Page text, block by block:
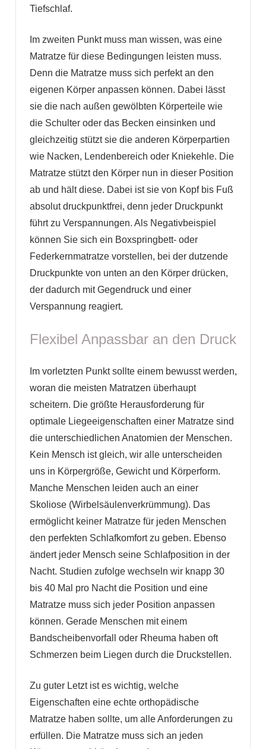
Tiefschlaf.
Im zweiten Punkt muss man wissen, was eine
Matratze für diese Bedingungen leisten muss.
Denn die Matratze muss sich perfekt an den
eigenen Körper anpassen können. Dabei lässt
sie die nach außen gewölbten Körperteile wie
die Schulter oder das Becken einsinken und
gleichzeitig stützt sie die anderen Körperpartien
wie Nacken, Lendenbereich oder Kniekehle. Die
Matratze stützt den Körper nun in dieser Position
ab und hält diese. Dabei ist sie von Kopf bis Fuß
absolut druckpunktfrei, denn jeder Druckpunkt
führt zu Verspannungen. Als Negativbeispiel
können Sie sich ein Boxspringbett- oder
Federkernmatratze vorstellen, bei der dutzende
Druckpunkte von unten an den Körper drücken,
der dadurch mit Gegendruck und einer
Verspannung reagiert.
Flexibel Anpassbar an den Druck
Im vorletzten Punkt sollte einem bewusst werden,
woran die meisten Matratzen überhaupt
scheitern. Die größte Herausforderung für
optimale Liegeeigenschaften einer Matratze sind
die unterschiedlichen Anatomien der Menschen.
Kein Mensch ist gleich, wir alle unterscheiden
uns in Körpergröße, Gewicht und Körperform.
Manche Menschen leiden auch an einer
Skoliose (Wirbelsäulenverkrümmung). Das
ermöglicht keiner Matratze für jeden Menschen
den perfekten Schlafkomfort zu geben. Ebenso
ändert jeder Mensch seine Schlafposition in der
Nacht. Studien zufolge wechseln wir knapp 30
bis 40 Mal pro Nacht die Position und eine
Matratze muss sich jeder Position anpassen
können. Gerade Menschen mit einem
Bandscheibenvorfall oder Rheuma haben oft
Schmerzen beim Liegen durch die Druckstellen.
Zu guter Letzt ist es wichtig, welche
Eigenschaften eine echte orthopädische
Matratze haben sollte, um alle Anforderungen zu
erfüllen. Die Matratze muss sich an jeden